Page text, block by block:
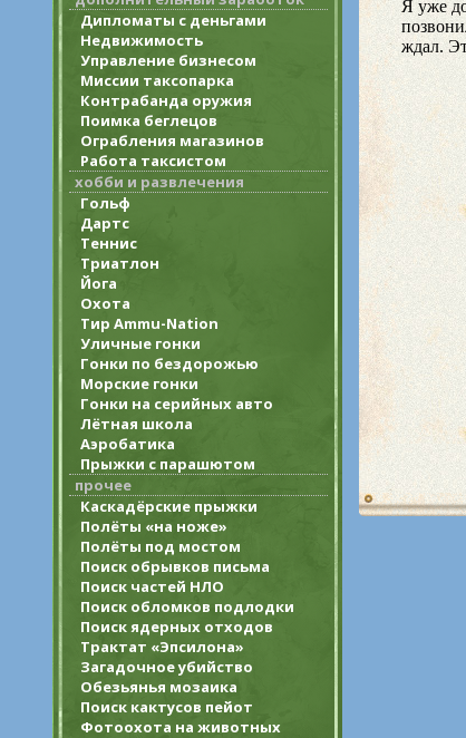
Дипломаты с деньгами
Недвижимость
Управление бизнесом
Миссии таксопарка
Контрабанда оружия
Поимка беглецов
Ограбления магазинов
Работа таксистом
хобби и развлечения
Гольф
Дартс
Теннис
Триатлон
Йога
Охота
Тир Ammu-Nation
Уличные гонки
Гонки по бездорожью
Морские гонки
Гонки на серийных авто
Лётная школа
Аэробатика
Прыжки с парашютом
прочее
Каскадёрские прыжки
Полёты «на ноже»
Полёты под мостом
Поиск обрывков письма
Поиск частей НЛО
Поиск обломков подлодки
Поиск ядерных отходов
Трактат «Эпсилона»
Загадочное убийство
Обезьянья мозаика
Поиск кактусов пейот
Фотоохота на животных